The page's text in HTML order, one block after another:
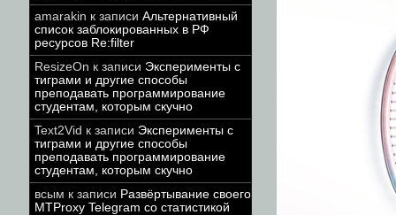
amarakin к записи Альтернативный
список заблокированных в РФ
ресурсов Re:filter
ResizeOn к записи Эксперименты с
тиграми и другие способы
преподавать программирование
студентам, которым скучно
Text2Vid к записи Эксперименты с
тиграми и другие способы
преподавать программирование
студентам, которым скучно
всым к записи Развёртывание своего
MTProxy Telegram со статистикой